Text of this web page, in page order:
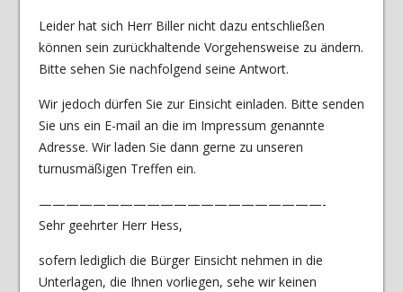
Leider hat sich Herr Biller nicht dazu entschließen
können sein zurückhaltende Vorgehensweise zu ändern.
Bitte sehen Sie nachfolgend seine Antwort.
Wir jedoch dürfen Sie zur Einsicht einladen. Bitte senden
Sie uns ein E-mail an die im Impressum genannte
Adresse. Wir laden Sie dann gerne zu unseren
turnusmäßigen Treffen ein.
—————————————————————-
Sehr geehrter Herr Hess,
sofern lediglich die Bürger Einsicht nehmen in die
Unterlagen, die Ihnen vorliegen, sehe wir keinen